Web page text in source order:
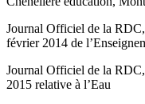
Journal Officiel de la
février 2014 de
Journal Officiel de la
2015 relative à l’Eau